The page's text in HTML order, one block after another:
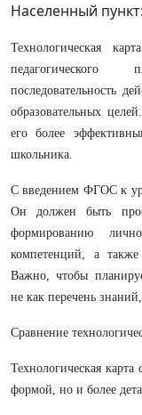
Населенный
Технологическая
педагогического
последовательность
образовательных
его более
школьника.
С введением ФГОС к
Он должен быть
формированию
компетенций, а
Важно, чтобы
не как перечень
Сравнение
Технологическая карта
формой, но и более